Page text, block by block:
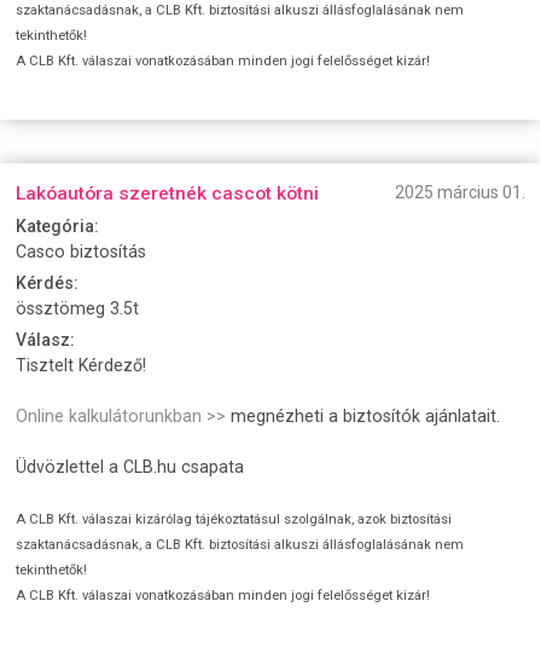
szaktanácsadásnak, a CLB Kft. biztosítási alkuszi állásfoglalásának nem
tekinthetők!
A CLB Kft. válaszai vonatkozásában minden jogi felelősséget kizár!
Lakóautóra szeretnék cascot kötni
2025 március 01.
Kategória:
Casco biztosítás
Kérdés:
össztömeg 3.5t
Válasz:
Tisztelt Kérdező!
Online kalkulátorunkban >> megnézheti a biztosítók ajánlatait.
Üdvözlettel a CLB.hu csapata
A CLB Kft. válaszai kizárólag tájékoztatásul szolgálnak, azok biztosítási
szaktanácsadásnak, a CLB Kft. biztosítási alkuszi állásfoglalásának nem
tekinthetők!
A CLB Kft. válaszai vonatkozásában minden jogi felelősséget kizár!